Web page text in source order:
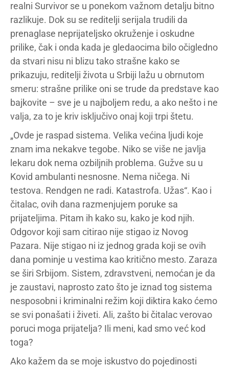
realni Survivor se u ponekom važnom detalju bitno
razlikuje. Dok su se reditelji serijala trudili da
prenaglase neprijateljsko okruženje i oskudne
prilike, čak i onda kada je gledaocima bilo očigledno
da stvari nisu ni blizu tako strašne kako se
prikazuju, reditelji života u Srbiji lažu u obrnutom
smeru: strašne prilike oni se trude da predstave kao
bajkovite – sve je u najboljem redu, a ako nešto i ne
valja, za to je kriv isključivo onaj koji trpi štetu.
„Ovde je raspad sistema. Velika većina ljudi koje
znam ima nekakve tegobe. Niko se više ne javlja
lekaru dok nema ozbiljnih problema. Gužve su u
Kovid ambulanti nesnosne. Nema ničega. Ni
testova. Rendgen ne radi. Katastrofa. Užas“. Kao i
čitalac, ovih dana razmenjujem poruke sa
prijateljima. Pitam ih kako su, kako je kod njih.
Odgovor koji sam citirao nije stigao iz Novog
Pazara. Nije stigao ni iz jednog grada koji se ovih
dana pominje u vestima kao kritično mesto. Zaraza
se širi Srbijom. Sistem, zdravstveni, nemoćan je da
je zaustavi, naprosto zato što je iznad tog sistema
nesposobni i kriminalni režim koji diktira kako ćemo
se svi ponašati i živeti. Ali, zašto bi čitalac verovao
poruci moga prijatelja? Ili meni, kad smo već kod
toga?
Ako kažem da se moje iskustvo do pojedinosti